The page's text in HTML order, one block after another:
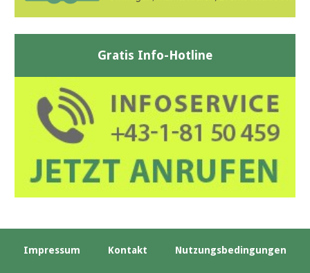
Gratis Info-Hotline
Impressum Kontakt Nutzungsbedingungen